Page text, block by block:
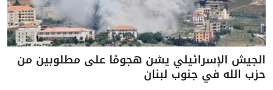
الجيش الإسرائيلي يشن هجومًا على مطلوبين من
حزب الله في جنوب لبنان